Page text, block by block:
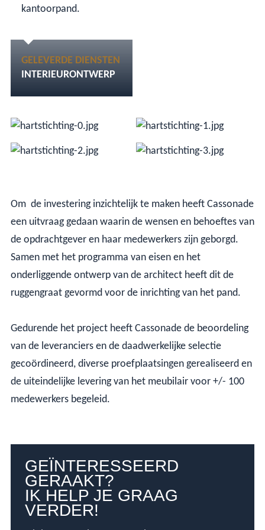
kantoorpand.
GELEVERDE DIENSTEN
INTERIEURONTWERP
Om de investering inzichtelijk te maken heeft Cassonade
een uitvraag gedaan waarin de wensen en behoeftes van
de opdrachtgever en haar medewerkers zijn geborgd.
Samen met het programma van eisen en het
onderliggende ontwerp van de architect heeft dit de
ruggengraat gevormd voor de inrichting van het pand.
Gedurende het project heeft Cassonade de beoordeling
van de leveranciers en de daadwerkelijke selectie
gecoördineerd, diverse proefplaatsingen gerealiseerd en
de uiteindelijke levering van het meubilair voor +/- 100
medewerkers begeleid.
GEÏNTERESSEERD
GERAAKT?
IK HELP JE GRAAG
VERDER!